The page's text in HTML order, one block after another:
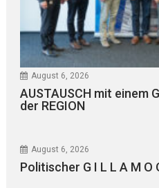
August 6, 2026
AUSTAUSCH mit einem
der REGION
August 6, 2026
Politischer G I L L A M O